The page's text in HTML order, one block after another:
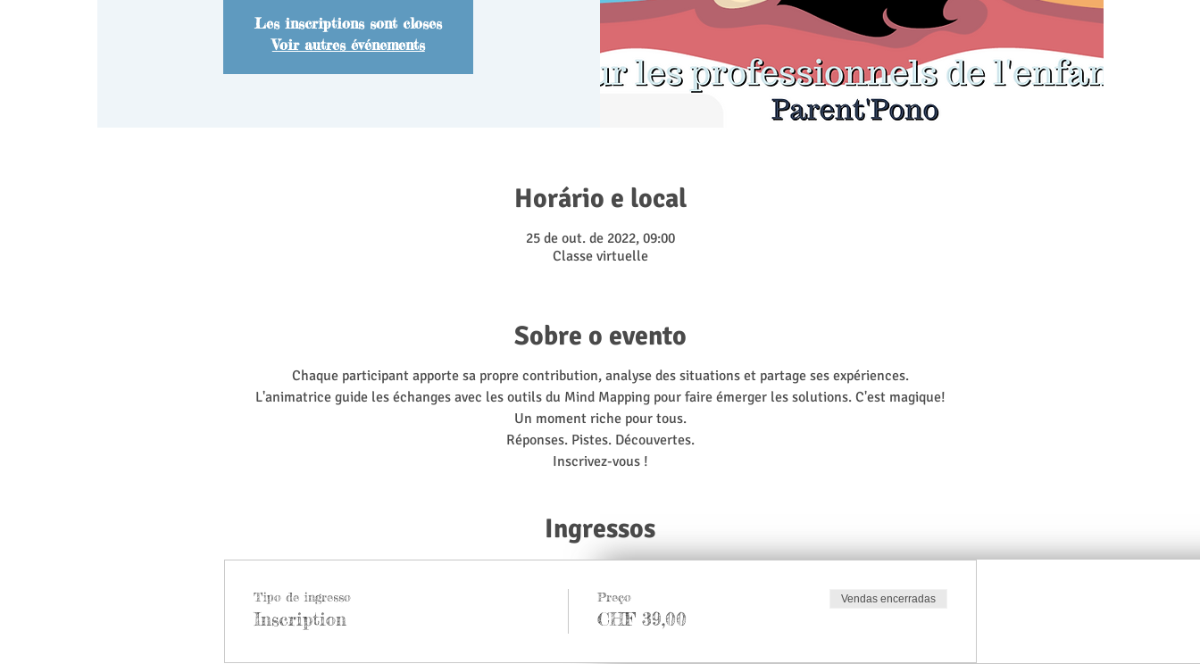
Les inscriptions sont closes
Voir autres événements
Horário e local
25 de out. de 2022, 09:00
Classe virtuelle
Sobre o evento
Chaque participant apporte sa propre contribution, analyse des situations et partage ses expériences.
L'animatrice guide les échanges avec les outils du Mind Mapping pour faire émerger les solutions. C'est magique!
Un moment riche pour tous.
Réponses. Pistes. Découvertes.
Inscrivez-vous !
Ingressos
Tipo de ingresso
Inscription
Preço
CHF 39,00
Vendas encerradas